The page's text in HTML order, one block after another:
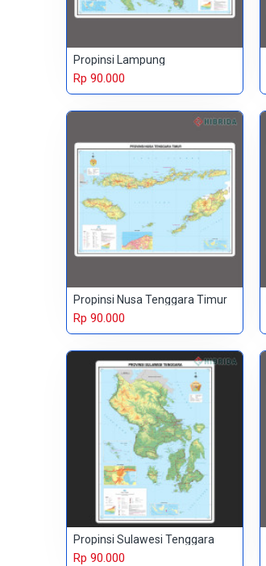
Propinsi Lampung
Rp 90.000
Propinsi Nusa Tenggara Timur
Rp 90.000
Propinsi Sulawesi Tenggara
Rp 90.000